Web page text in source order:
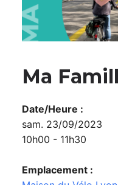
Ma
Date/Heure :
sam. 23/09/2023
10h00 - 11h30
Emplacement :